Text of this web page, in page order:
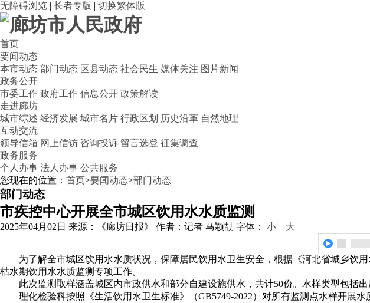
无障碍浏览 | 长者专版 | 切换繁体版
首页
要闻动态
本市动态 部门动态 区县动态 社会民生 媒体关注 图片新闻
政务公开
市委工作 政府工作 信息公开 政策解读
走进廊坊
城市综述 经济发展 城市名片 行政区划 历史沿革 自然地理
互动交流
领导信箱 网上信访 咨询投诉 留言选登 征集调查
政务服务
个人办事 法人办事 公共服务
您现在的位置： 首页>要闻动态>部门动态
部门动态
市疾控中心开展全市城区饮用水水质监测
2025年04月02日 来源：《廊坊日报》 作者：记者 马颖劼 字体： 小 大
为了解全市城区饮用水水质状况，保障居民饮用水卫生安全，根据《河北省城乡饮
枯水期饮用水水质监测专项工作。
此次监测取样涵盖城区内市政供水和部分自建设施供水，共计50份。水样类型包括出
理化检验科按照《生活饮用水卫生标准》（GB5749-2022）对所有监测点水样开展